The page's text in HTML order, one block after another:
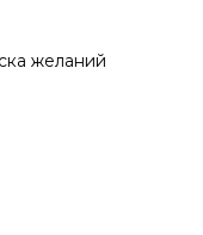
желаний